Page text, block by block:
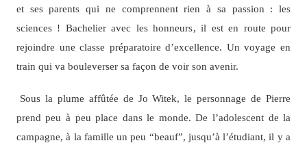
et ses parents qui ne comprennent rien à sa passion : les
sciences ! Bachelier avec les honneurs, il est en route pour
rejoindre une classe préparatoire d’excellence. Un voyage en
train qui va bouleverser sa façon de voir son avenir.
Sous la plume affûtée de Jo Witek, le personnage de Pierre
prend peu à peu place dans le monde. De l’adolescent de la
campagne, à la famille un peu “beauf”, jusqu’à l’étudiant, il y a